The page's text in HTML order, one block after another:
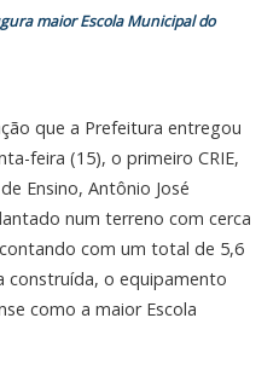
maior Escola Municipal do
que a Prefeitura entregou
feira (15), o primeiro CRIE,
Ensino, Antônio José
num terreno com cerca
com um total de 5,6
construída, o equipamento
como a maior Escola